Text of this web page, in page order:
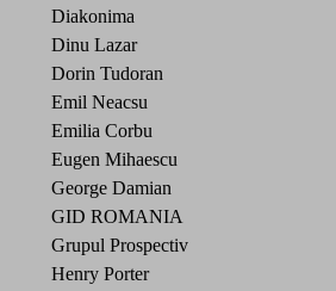
Diakonima
Dinu Lazar
Dorin Tudoran
Emil Neacsu
Emilia Corbu
Eugen Mihaescu
George Damian
GID ROMANIA
Grupul Prospectiv
Henry Porter